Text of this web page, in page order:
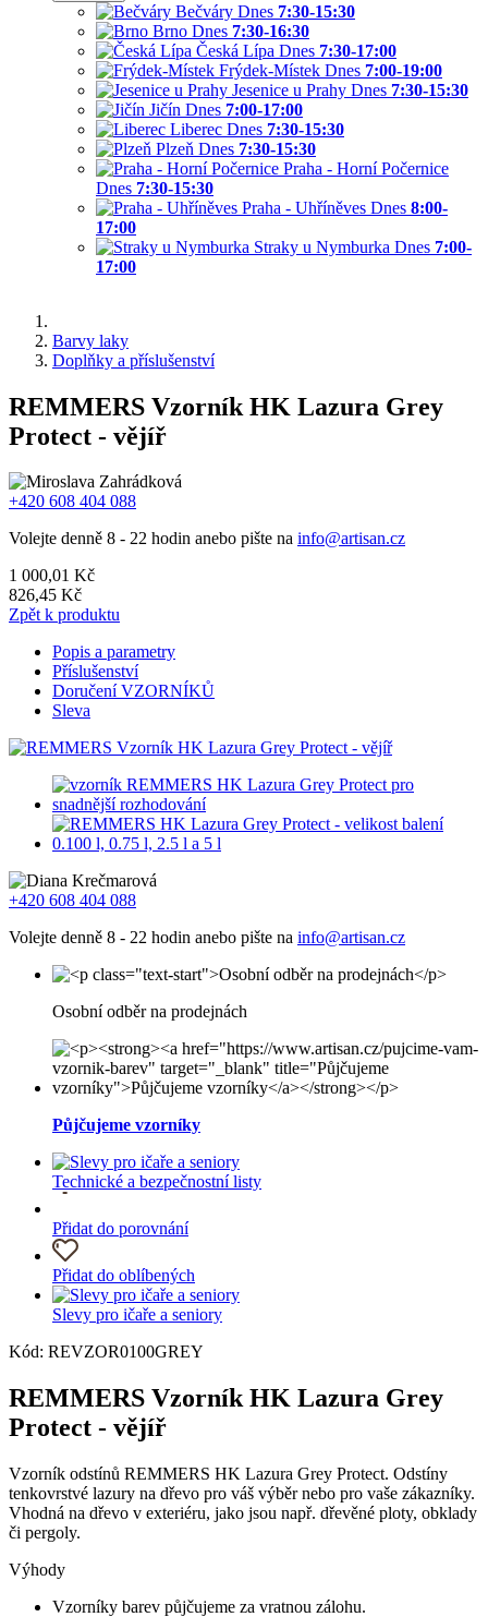
Bečváry Dnes 7:30-15:30
Brno Dnes 7:30-16:30
Česká Lípa Dnes 7:30-17:00
Frýdek-Místek Dnes 7:00-19:00
Jesenice u Prahy Dnes 7:30-15:30
Jičín Dnes 7:00-17:00
Liberec Dnes 7:30-15:30
Plzeň Dnes 7:30-15:30
Praha - Horní Počernice
Dnes 7:30-15:30
Praha - Uhříněves Dnes 8:00-
17:00
Straky u Nymburka Dnes 7:00-
17:00
Barvy laky
Doplňky a příslušenství
REMMERS Vzorník HK Lazura Grey
Protect - vějíř
+420 608 404 088
Volejte denně 8 - 22 hodin anebo pište na info@artisan.cz
1 000,01 Kč
826,45 Kč
Zpět k produktu
Popis a parametry
Příslušenství
Doručení VZORNÍKŮ
Sleva
+420 608 404 088
Volejte denně 8 - 22 hodin anebo pište na info@artisan.cz
Osobní odběr na prodejnách
Půjčujeme vzorníky
Technické a bezpečnostní listy
Přidat do porovnání
Přidat do oblíbených
Slevy pro ičaře a seniory
Kód: REVZOR0100GREY
REMMERS Vzorník HK Lazura Grey
Protect - vějíř
Vzorník odstínů REMMERS HK Lazura Grey Protect. Odstíny
tenkovrstvé lazury na dřevo pro váš výběr nebo pro vaše zákazníky.
Vhodná na dřevo v exteriéru, jako jsou např. dřevěné ploty, obklady
či pergoly.
Výhody
Vzorníky barev půjčujeme za vratnou zálohu.